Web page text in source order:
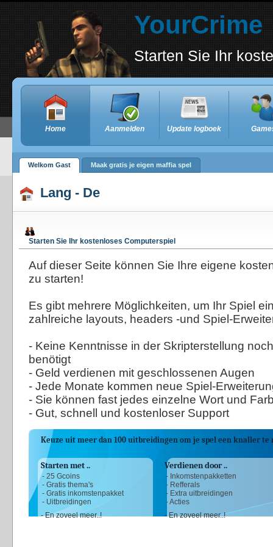
YourCrime
Starten Sie Ihr
Home Aanmelden Update logboek
Welkom Gast Maak gratis je eigen maffia spel
Lang - De
Starten Sie Ihr kostenloses Computerspiel
Auf dieser Seite können Sie Ihre eigene
zu starten!
Es gibt mehrere Möglichkeiten, um Ihr Spiel
zahlreiche layouts, headers -und Spiel-
- Keine Kenntnisse in der Skripterstellung
benötigt
- Geld verdienen mit geschlossenen Augen
- Jede Monate kommen neue Spiel-
- Sie können fast jedes einzelne Wort und
- Gut, schnell und kostenloser Support
Keuze uit meer dan 100 uitbreidingen om je spel een knaller te
Starten met ..
- 25 Gcoins
- Gratis thema's
- Gratis inkomstenpakket
- Uitbreidingen
- En zoveel meer..!
Verdienen door ..
- Inkomstenpakketten
- Refferals
- Extra uitbreidingen
- Acties
- En zoveel meer..!